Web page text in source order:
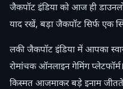
जैकपॉट इंडिया को आज ही
याद रखें, बड़ा जैकपॉट सिर्फ एक
लकी जैकपॉट इंडिया में आपका
रोमांचक ऑनलाइन गेमिंग
किस्मत आजमाकर बड़े इनाम